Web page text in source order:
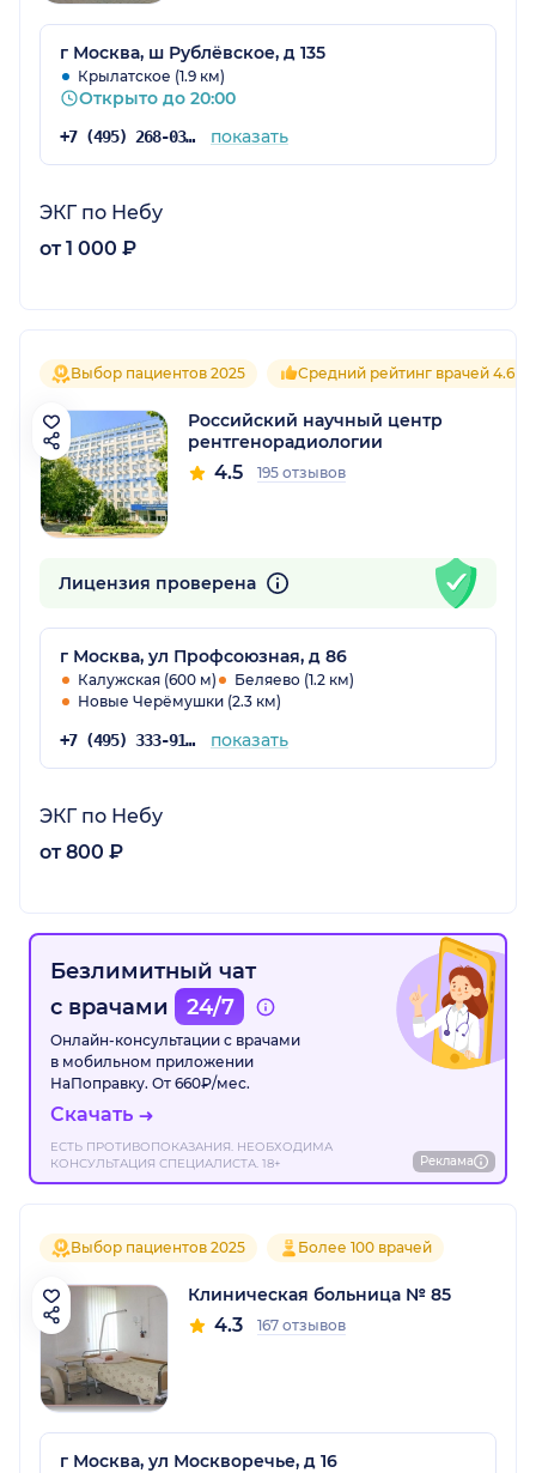
г Москва, ш Рублёвское, д 135
Крылатское (1.9 км)
Открыто до 20:00
+7 (495) 268-03-28 показать
ЭКГ по Небу
от 1 000 ₽
Выбор пациентов 2025 Средний рейтинг врачей 4.6
Российский научный центр
рентгенорадиологии
4.5 195 отзывов
Лицензия проверена
г Москва, ул Профсоюзная, д 86
Калужская (600 м)
Беляево (1.2 км)
Новые Черёмушки (2.3 км)
+7 (495) 333-91-20 показать
ЭКГ по Небу
от 800 ₽
Безлимитный чат
с врачами
24/7
Онлайн-консультации с врачами
в мобильном приложении
НаПоправку. От 660₽/мес.
Скачать
ЕСТЬ ПРОТИВОПОКАЗАНИЯ. НЕОБХОДИМА
КОНСУЛЬТАЦИЯ СПЕЦИАЛИСТА. 18+
Реклама
Выбор пациентов 2025 Более 100 врачей
Клиническая больница № 85
4.3 167 отзывов
г Москва, ул Москворечье, д 16